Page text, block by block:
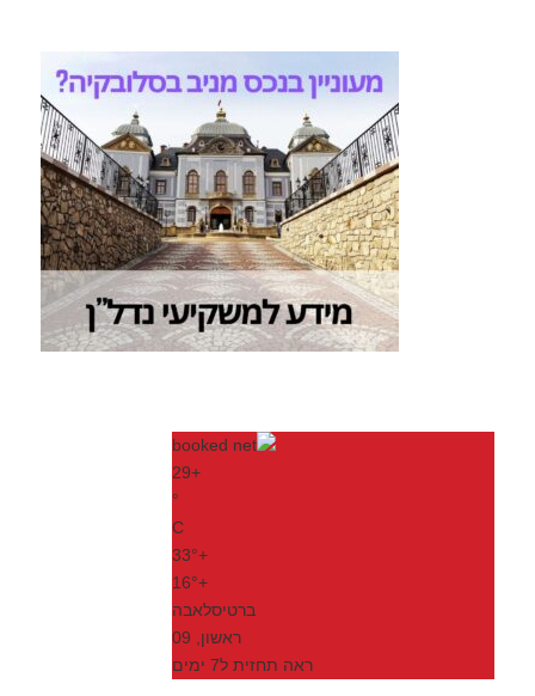
+
29
°
C
+
33°
+
16°
ברטיסלאבה
ראשון, 09
ראה תחזית ל7 ימים